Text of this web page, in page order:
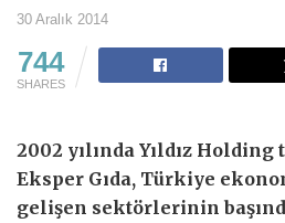
30 Aralık 2014
744
SHARES
2002 yılında Yıldız
Eksper Gıda, Türkiye
gelişen sektörlerinin